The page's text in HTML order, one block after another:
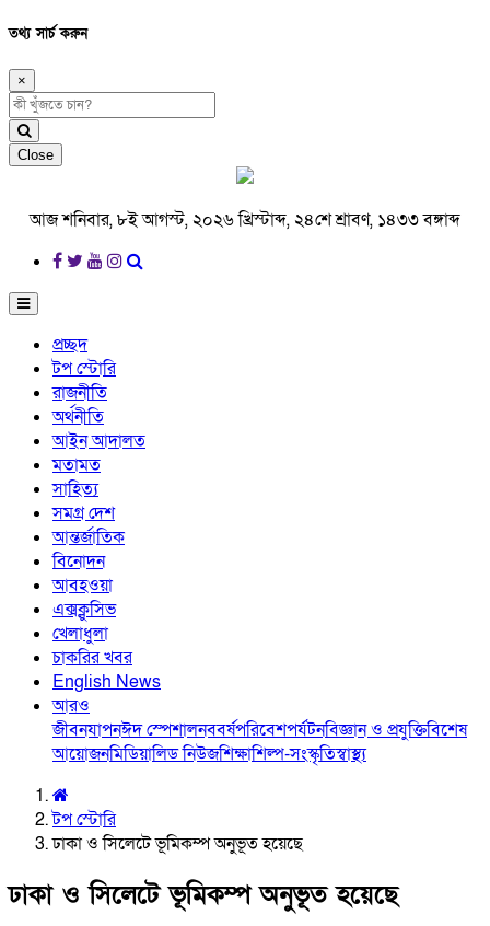
তথ্য সার্চ করুন
×
Close
আজ শনিবার, ৮ই আগস্ট, ২০২৬ খ্রিস্টাব্দ, ২৪শে শ্রাবণ, ১৪৩৩ বঙ্গাব্দ
প্রচ্ছদ
টপ স্টোরি
রাজনীতি
অর্থনীতি
আইন আদালত
মতামত
সাহিত্য
সমগ্র দেশ
আন্তর্জাতিক
বিনোদন
আবহওয়া
এক্সক্লুসিভ
খেলাধুলা
চাকরির খবর
English News
আরও
জীবনযাপনঈদ স্পেশালনববর্ষপরিবেশপর্যটনবিজ্ঞান ও প্রযুক্তিবিশেষ
আয়োজনমিডিয়ালিড নিউজশিক্ষাশিল্প-সংস্কৃতিস্বাস্থ্য
টপ স্টোরি
ঢাকা ও সিলেটে ভূমিকম্প অনুভূত হয়েছে
ঢাকা ও সিলেটে ভূমিকম্প অনুভূত হয়েছে